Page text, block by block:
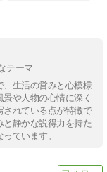
テーマ
、生活の営みと心模様
や人物の心情に深く
されている点が特徴で
静かな説得力を持た
ています。